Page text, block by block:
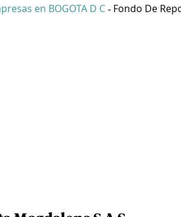
en BOGOTA D C - Fondo De